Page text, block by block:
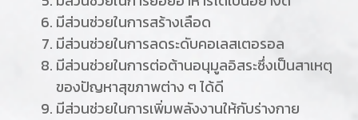
มีส่วนช่วยในการสร้างเลือด
มีส่วนช่วยในการลดระดับคอเลสเตอรอล
มีส่วนช่วยในการต่อต้านอนุมูลอิสระซึ่งเป็นสาเหตุ
ของปัญหาสุขภาพต่าง ๆ ได้ดี
มีส่วนช่วยในการเพิ่มพลังงานให้กับร่างกาย